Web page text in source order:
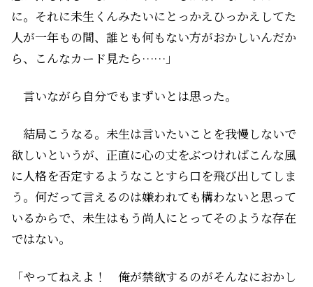
に。それに未生くんみたいにとっかえひっかえしてた
人が一年もの間、誰とも何もない方がおかしいんだか
ら、こんなカード見たら……」
言いながら自分でもまずいとは思った。
結局こうなる。未生は言いたいことを我慢しないで
欲しいというが、正直に心の丈をぶつければこんな風
に人格を否定するようなことすら口を飛び出してしま
う。何だって言えるのは嫌われても構わないと思って
いるからで、未生はもう尚人にとってそのような存在
ではない。
「やってねえよ！ 俺が禁欲するのがそんなにおかし